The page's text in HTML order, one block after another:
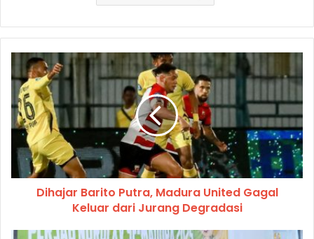
Dihajar Barito Putra, Madura United Gagal
Keluar dari Jurang Degradasi